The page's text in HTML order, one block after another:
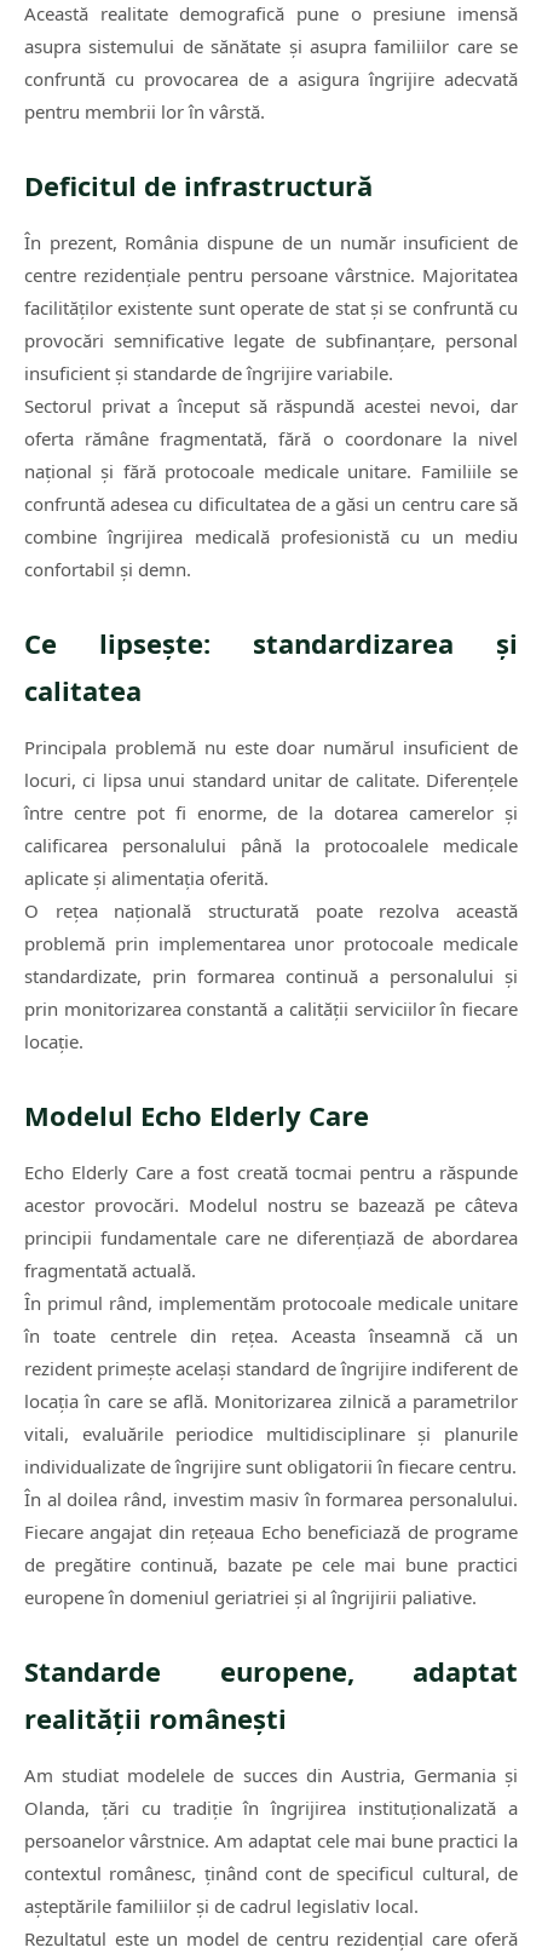
Această realitate demografică pune o presiune imensă
asupra sistemului de sănătate și asupra familiilor care se
confruntă cu provocarea de a asigura îngrijire adecvată
pentru membrii lor în vârstă.
Deficitul de infrastructură
În prezent, România dispune de un număr insuficient de
centre rezidențiale pentru persoane vârstnice. Majoritatea
facilităților existente sunt operate de stat și se confruntă cu
provocări semnificative legate de subfinanțare, personal
insuficient și standarde de îngrijire variabile.
Sectorul privat a început să răspundă acestei nevoi, dar
oferta rămâne fragmentată, fără o coordonare la nivel
național și fără protocoale medicale unitare. Familiile se
confruntă adesea cu dificultatea de a găsi un centru care să
combine îngrijirea medicală profesionistă cu un mediu
confortabil și demn.
Ce lipsește: standardizarea și
calitatea
Principala problemă nu este doar numărul insuficient de
locuri, ci lipsa unui standard unitar de calitate. Diferențele
între centre pot fi enorme, de la dotarea camerelor și
calificarea personalului până la protocoalele medicale
aplicate și alimentația oferită.
O rețea națională structurată poate rezolva această
problemă prin implementarea unor protocoale medicale
standardizate, prin formarea continuă a personalului și
prin monitorizarea constantă a calității serviciilor în fiecare
locație.
Modelul Echo Elderly Care
Echo Elderly Care a fost creată tocmai pentru a răspunde
acestor provocări. Modelul nostru se bazează pe câteva
principii fundamentale care ne diferențiază de abordarea
fragmentată actuală.
În primul rând, implementăm protocoale medicale unitare
în toate centrele din rețea. Aceasta înseamnă că un
rezident primește același standard de îngrijire indiferent de
locația în care se află. Monitorizarea zilnică a parametrilor
vitali, evaluările periodice multidisciplinare și planurile
individualizate de îngrijire sunt obligatorii în fiecare centru.
În al doilea rând, investim masiv în formarea personalului.
Fiecare angajat din rețeaua Echo beneficiază de programe
de pregătire continuă, bazate pe cele mai bune practici
europene în domeniul geriatriei și al îngrijirii paliative.
Standarde europene, adaptat
realității românești
Am studiat modelele de succes din Austria, Germania și
Olanda, țări cu tradiție în îngrijirea instituționalizată a
persoanelor vârstnice. Am adaptat cele mai bune practici la
contextul românesc, ținând cont de specificul cultural, de
așteptările familiilor și de cadrul legislativ local.
Rezultatul este un model de centru rezidențial care oferă